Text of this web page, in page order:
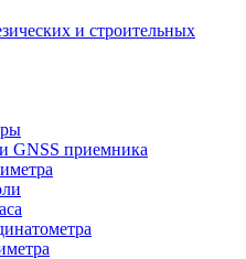
и строительных
GNSS приемника